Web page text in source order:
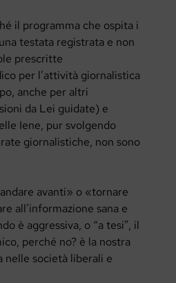
il programma che ospita i
testata registrata e non
prescritte
per l’attività giornalistica
anche per altri
da Lei guidate) e
Iene, pur svolgendo
giornalistiche, non sono
avanti» o «tornare
all’informazione sana e
è aggressiva, o “a tesi”, il
perché no? è la nostra
nelle società liberali e